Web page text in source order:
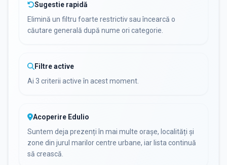
Sugestie rapidă
Elimină un filtru foarte restrictiv sau încearcă o
căutare generală după nume ori categorie.
Filtre active
Ai 3 criterii active în acest moment.
Acoperire Edulio
Suntem deja prezenți în mai multe orașe, localități și
zone din jurul marilor centre urbane, iar lista continuă
să crească.